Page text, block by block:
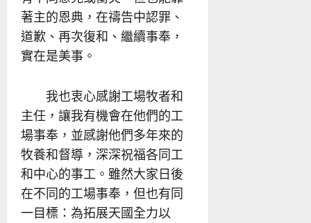
著主的恩典，在禱告中認罪、
道歉、再次復和、繼續事奉，
實在是美事。
我也衷心感謝工場牧者和
主任，讓我有機會在他們的工
場事奉，並感謝他們多年來的
牧養和督導，深深祝福各同工
和中心的事工。雖然大家日後
在不同的工場事奉，但也有同
一目標：為拓展天國全力以